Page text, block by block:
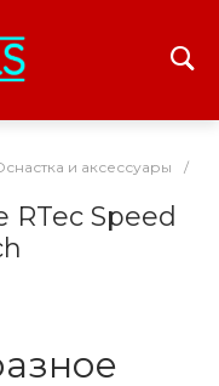
и аксессуары /
RTec Speed